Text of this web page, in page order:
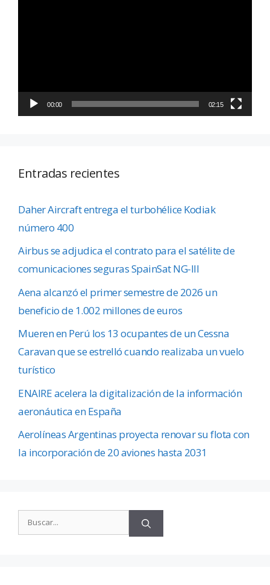
00:00 02:15
Entradas recientes
Daher Aircraft entrega el turbohélice Kodiak
número 400
Airbus se adjudica el contrato para el satélite de
comunicaciones seguras SpainSat NG-III
Aena alcanzó el primer semestre de 2026 un
beneficio de 1.002 millones de euros
Mueren en Perú los 13 ocupantes de un Cessna
Caravan que se estrelló cuando realizaba un vuelo
turístico
ENAIRE acelera la digitalización de la información
aeronáutica en España
Aerolíneas Argentinas proyecta renovar su flota con
la incorporación de 20 aviones hasta 2031